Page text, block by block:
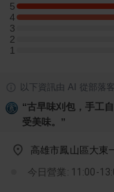
5
5 星：1 則評論
4
4 星：1 則評論
3
3 星：0 則評論
2
2 星：0 則評論
1
1 星：0 則評論
以下資訊由 AI 從部落
“古早味刈包，手工
受美味。 ”
高雄市鳳山區大東
今日營業: 11:00-